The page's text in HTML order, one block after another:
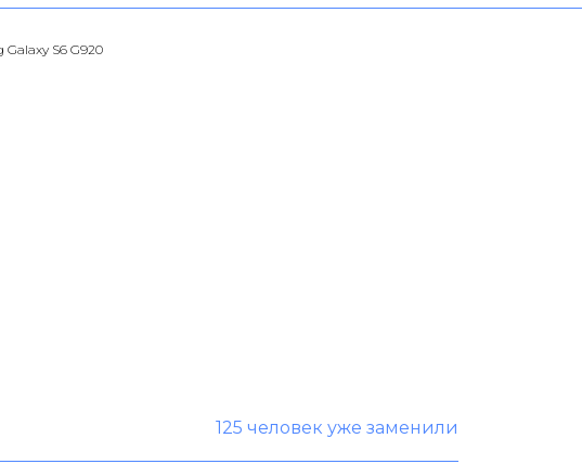
S6 G920
125 человек уже заменили